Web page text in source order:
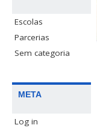
Escolas
Parcerias
Sem categoria
META
Log in